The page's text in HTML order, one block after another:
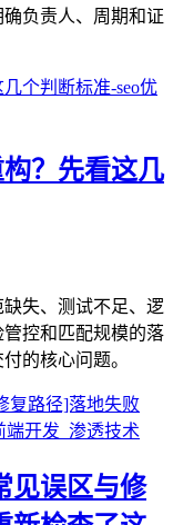
负责人、周期和证
？先看这几
失、测试不足、逻
控和匹配规模的落
的核心问题。
见误区与修